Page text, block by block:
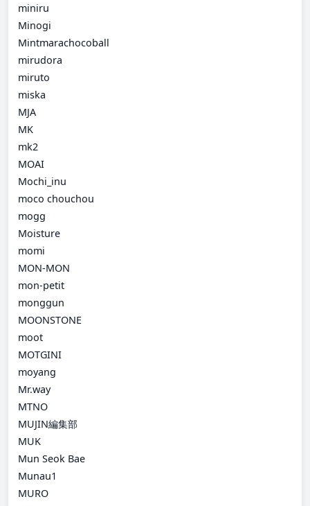
miniru
Minogi
Mintmarachocoball
mirudora
miruto
miska
MJA
MK
mk2
MOAI
Mochi_inu
moco chouchou
mogg
Moisture
momi
MON-MON
mon-petit
monggun
MOONSTONE
moot
MOTGINI
moyang
Mr.way
MTNO
MUJIN編集部
MUK
Mun Seok Bae
Munau1
MURO